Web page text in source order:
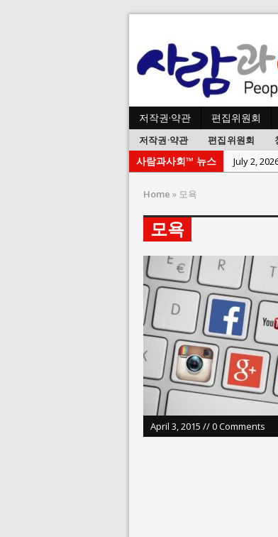
저작권·약관 편집위원회
저작권·약관 편집위원회
사람과사회™ 뉴스 July 2,
May 27,
May 23,
August 3,
July 26,
July 23,
Home » 모욕
모욕
April 3, 2015 // 0 Comments